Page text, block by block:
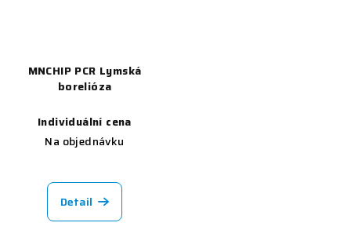
MNCHIP PCR Lymská
borelióza
Individuální cena
Na objednávku
Detail